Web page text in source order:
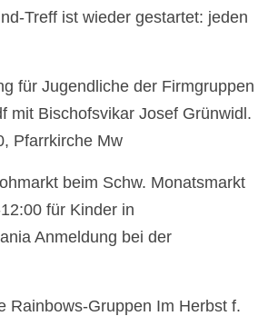
Treff ist wieder gestartet: jeden
für Jugendliche der Firmgruppen
mit Bischofsvikar Josef Grünwidl.
Pfarrkirche Mw
beim Schw. Monatsmarkt
für Kinder in
Anmeldung bei der
Rainbows-Gruppen Im Herbst f.